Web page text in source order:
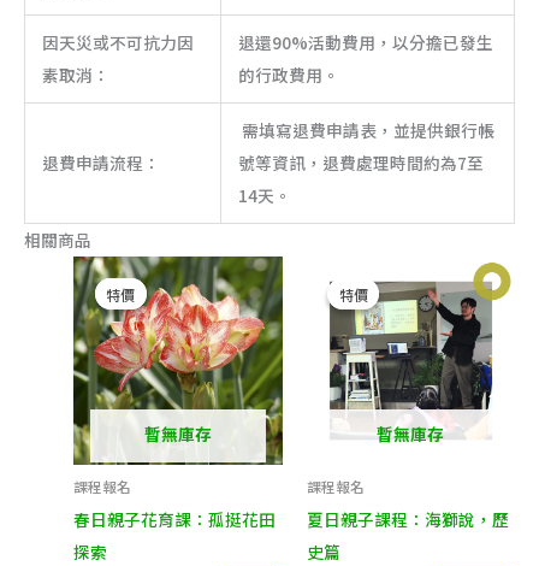
因天災或不可抗力因
素取消：
退還90%活動費用，以分擔已發生
的行政費用。
退費申請流程：
需填寫退費申請表，並提供銀行帳
號等資訊，退費處理時間約為7至
14天。
相關商品
特價
暫無庫存
特價
課程報名
春日親子花育課：孤挺花田
探索
價
格
範
圍：
NT$900
到
NT$1,000
此
產
品
有
多
種
款
可
特價
暫無庫存
特價
課程報名
夏日親子課程：海獅說，歷
史篇
格
範
圍：
NT$650
到
NT$850
產
品
有
多
種
式。
可